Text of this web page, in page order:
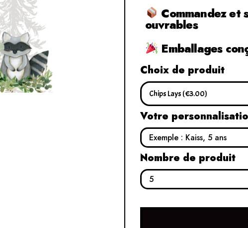
Commandez et
ouvrables
Emballages
Choix de produit
Votre
Nombre de produit